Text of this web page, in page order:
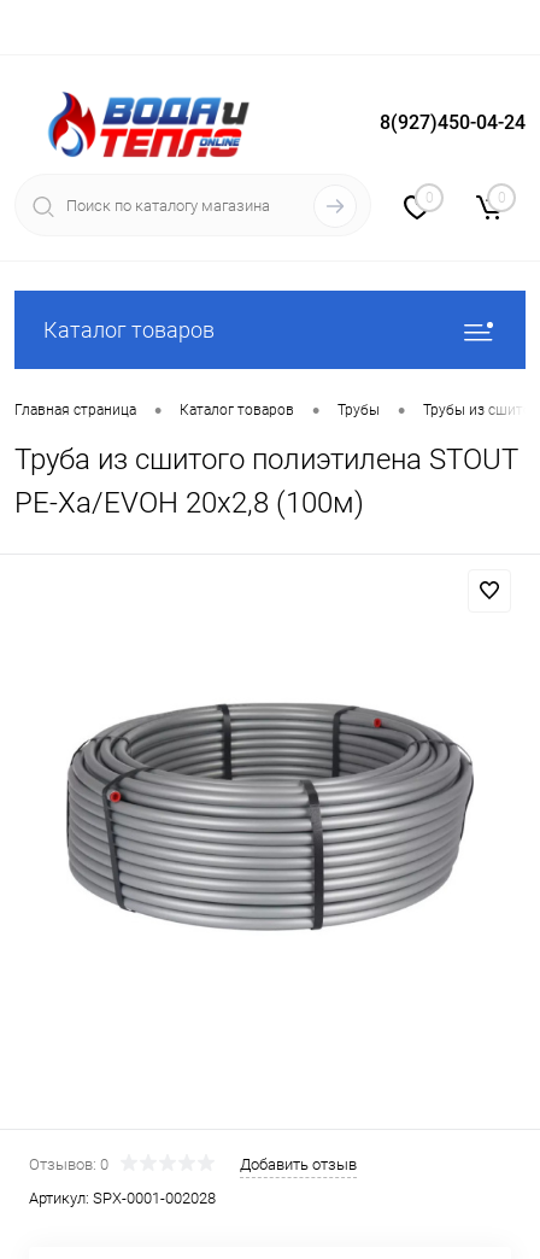
Вход Регистрация
8(927)450-04-24
0 0
Каталог товаров
Главная страница • Каталог товаров • Трубы • Трубы из
Труба из сшитого полиэтилена STOUT
PE-Xa/EVOH 20х2,8 (100м)
Отзывов: 0
Добавить отзыв
Артикул: SPX-0001-002028